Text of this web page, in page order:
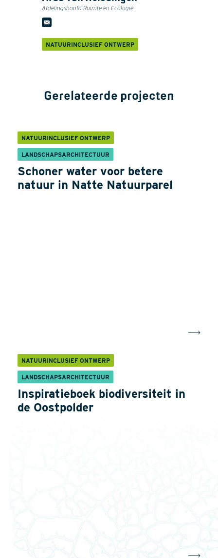
Afdelingshoofd Ruimte en Ecologie
NATUURINCLUSIEF ONTWERP
Gerelateerde projecten
NATUURINCLUSIEF ONTWERP
LANDSCHAPSARCHITECTUUR
Schoner water voor betere
natuur in Natte Natuurparel
NATUURINCLUSIEF ONTWERP
LANDSCHAPSARCHITECTUUR
Inspiratieboek biodiversiteit in
de Oostpolder